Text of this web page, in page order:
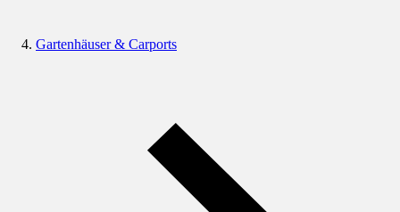
Gartenhäuser & Carports